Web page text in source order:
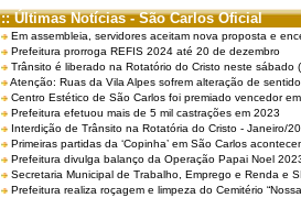
:: Últimas Notícias - São Carlos Oficial
Em assembleia, servidores aceitam nova proposta e
Prefeitura prorroga REFIS 2024 até 20 de dezembro
Trânsito é liberado na Rotatório do Cristo neste sábado
Atenção: Ruas da Vila Alpes sofrem alteração de
Centro Estético de São Carlos foi premiado vencedor
Prefeitura efetuou mais de 5 mil castrações em 2023
Interdição de Trânsito na Rotatória do Cristo - Janeiro/
Primeiras partidas da ‘Copinha’ em São Carlos
Prefeitura divulga balanço da Operação Papai Noel
Secretaria Municipal de Trabalho, Emprego e Renda e
Prefeitura realiza roçagem e limpeza do Cemitério